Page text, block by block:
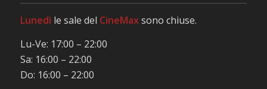
Lunedì le sale del CineMaxsono chiuse.
Lu-Ve: 17:00 – 22:00
Sa: 16:00 – 22:00
Do: 16:00 – 22:00